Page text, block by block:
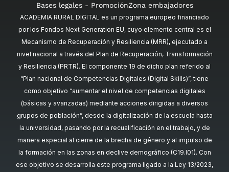
Bases legales - PromociónZona embajadores
ACADEMIA RURAL DIGITAL es un programa europeo financiado
por los Fondos Next Generation EU, cuyo elemento central es el
Mecanismo de Recuperación y Resiliencia (MRR), ejecutado a
nivel nacional a través del Plan de Recuperación, Transformación
y Resiliencia (PRTR). El componente 19 de dicho plan referido al
“Plan nacional de Competencias Digitales (Digital Skills)”, tiene
como objetivo “aumentar el nivel de competencias digitales
(básicas y avanzadas) mediante acciones dirigidas a diversos
grupos de población”, desde la digitalización de la escuela hasta
la universidad, pasando por la recualificación en el trabajo, y de
manera especial al cierre de la brecha de género y al impulso de
la formación en las zonas en declive demográfico (C19.I01). Con
ese objetivo se desarrolla este programa ligado a la Ley 13/2023,